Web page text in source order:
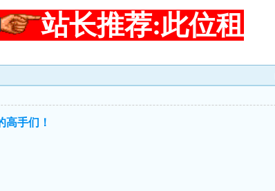
站长推荐:此位租
高手们！